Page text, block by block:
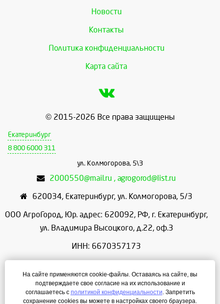
Новости
Контакты
Политика конфиденциальности
Карта сайта
© 2015-2026 Все права защищены
Екатеринбург
8 800 6000 311
ул. Колмогорова, 5\3
2000550@mail.ru , agrogorod@list.ru
620034, Екатеринбург, ул. Колмогорова, 5/3
ООО АгроГород, Юр. адрес: 620092, РФ, г. Екатеринбург,
ул. Владимира Высоцкого, д.22, оф.3
ИНН: 6670357173
ОГРН: 1156658086166
Режим работы: с 9:00 до 18:00
На сайте применяются cookie-файлы. Оставаясь на сайте, вы
подтверждаете свое согласие на их использование и
соглашаетесь с политикой конфиденциальности. Запретить
сохранение cookies вы можете в настройках своего браузера.